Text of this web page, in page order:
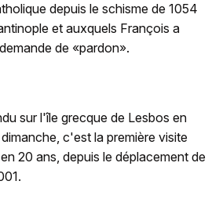
depuis le schisme de 1054
et auxquels François a
de «pardon».
sur l'île grecque de Lesbos en
c'est la première visite
20 ans, depuis le déplacement de